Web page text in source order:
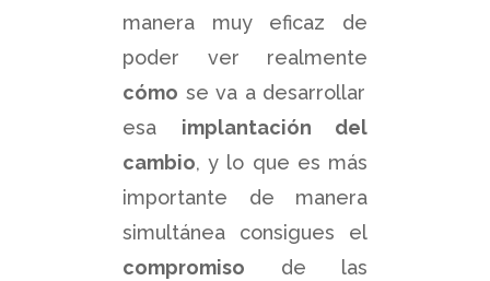
manera muy eficaz de
poder ver realmente
cómo se va a desarrollar
esa implantación del
cambio, y lo que es más
importante de manera
simultánea consigues el
compromiso de las